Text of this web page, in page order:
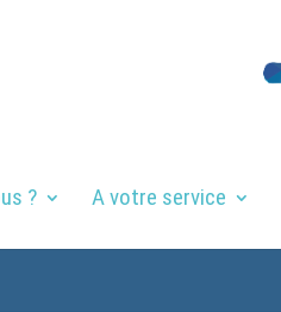
? A votre service